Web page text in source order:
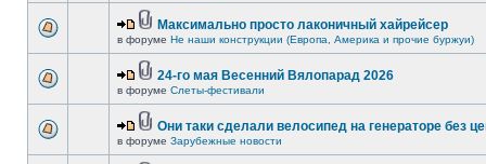
Максимально просто лаконичный хайрейсер
в форуме Не наши конструкции (Европа, Америка и прочие буржуи)
24-го мая Весенний Вялопарад 2026
в форуме Слеты-фестивали
Они таки сделали велосипед на генераторе без
в форуме Зарубежные новости